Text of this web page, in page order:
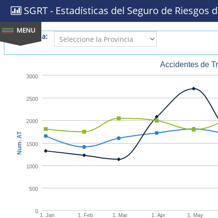
SGRT - Estadísticas del Seguro de Riesgos
Provincia:
Num. AT
Accidentes de
1. Jan 1. Feb 1. Mar 1. Apr 1. May
0
500
1000
1500
2000
2500
3000